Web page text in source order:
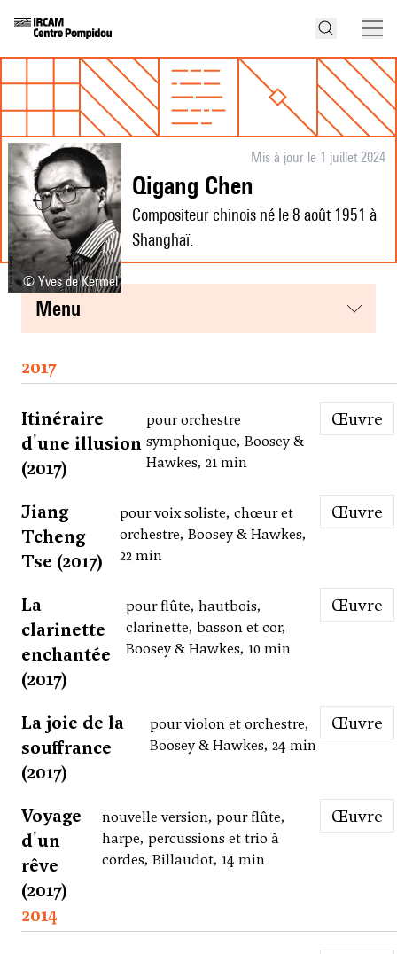
© Yves de Kermel
Mis à jour le 1 juillet 2024
Qigang Chen
Compositeur chinois né le 8 août 1951 à
Shanghaï.
menu
2017
Itinéraire
d'une illusion
(2017)
pour orchestre
symphonique, Boosey &
Hawkes, 21 min
Œuvre
Jiang
Tcheng
Tse (2017)
pour voix soliste, chœur et
orchestre, Boosey & Hawkes,
22 min
Œuvre
La
clarinette
enchantée
(2017)
pour flûte, hautbois,
clarinette, basson et cor,
Boosey & Hawkes, 10 min
Œuvre
La joie de la
souffrance
(2017)
pour violon et orchestre,
Boosey & Hawkes, 24 min
Œuvre
Voyage
d'un
rêve
(2017)
nouvelle version, pour flûte,
harpe, percussions et trio à
cordes, Billaudot, 14 min
Œuvre
2014